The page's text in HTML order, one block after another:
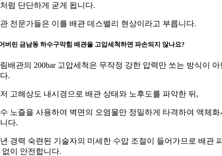
럼 단단하게 굳게 됩니다.
전문가들은 이를 배관 데스밸리 현상이라고 부릅니다.
버린 금남동 하수구막힘 배관을 고압세척하면 파손되지 않나요?
배관의 200bar 고압세척은 무작정 강한 압력만 쏘는 방식이 아
.
고해상도 내시경으로 배관 상태와 노후도를 파악한 뒤,
노즐을 사용하여 벽면의 오염물만 정밀하게 타격하여 액체화
다.
경력 숙련된 기술자의 미세한 수압 조절이 들어가므로 배관
없이 안전합니다.